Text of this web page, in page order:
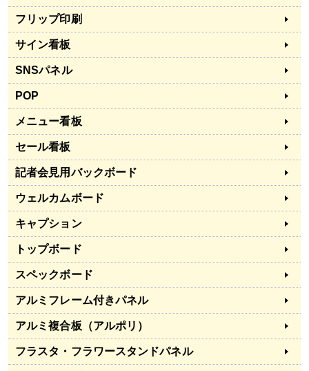
フリップ印刷
サイン看板
SNSパネル
POP
メニュー看板
セール看板
記者会見用バックボード
ウェルカムボード
キャプション
トップボード
スペックボード
アルミフレーム付きパネル
アルミ複合板（アルポリ）
フラスタ・フラワースタンドパネル